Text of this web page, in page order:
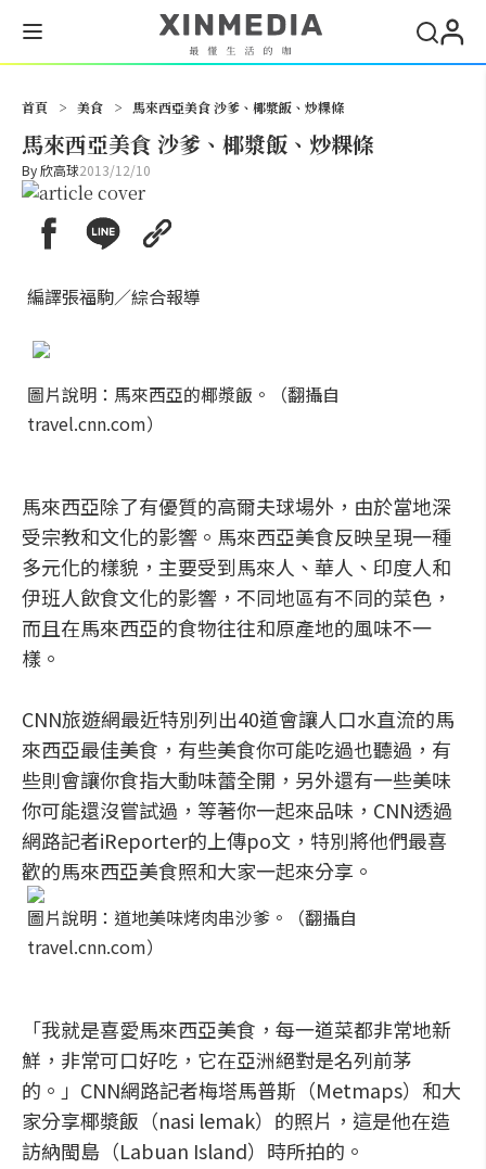
首頁 > 美食 > 馬來西亞美食 沙爹、椰漿飯、炒粿條
馬來西亞美食 沙爹、椰漿飯、炒粿條
By欣高球2013/12/10
編譯張福駒／綜合報導
圖片說明：馬來西亞的椰漿飯。（翻攝自
travel.cnn.com）
馬來西亞除了有優質的高爾夫球場外，由於當地深
受宗教和文化的影響。馬來西亞美食反映呈現一種
多元化的樣貌，主要受到馬來人、華人、印度人和
伊班人飲食文化的影響，不同地區有不同的菜色，
而且在馬來西亞的食物往往和原產地的風味不一
樣。
CNN旅遊網最近特別列出40道會讓人口水直流的馬
來西亞最佳美食，有些美食你可能吃過也聽過，有
些則會讓你食指大動味蕾全開，另外還有一些美味
你可能還沒嘗試過，等著你一起來品味，CNN透過
網路記者iReporter的上傳po文，特別將他們最喜
歡的馬來西亞美食照和大家一起來分享。
圖片說明：道地美味烤肉串沙爹。（翻攝自
travel.cnn.com）
「我就是喜愛馬來西亞美食，每一道菜都非常地新
鮮，非常可口好吃，它在亞洲絕對是名列前茅
的。」CNN網路記者梅塔馬普斯（Metmaps）和大
家分享椰漿飯（nasi lemak）的照片，這是他在造
訪納閩島（Labuan Island）時所拍的。